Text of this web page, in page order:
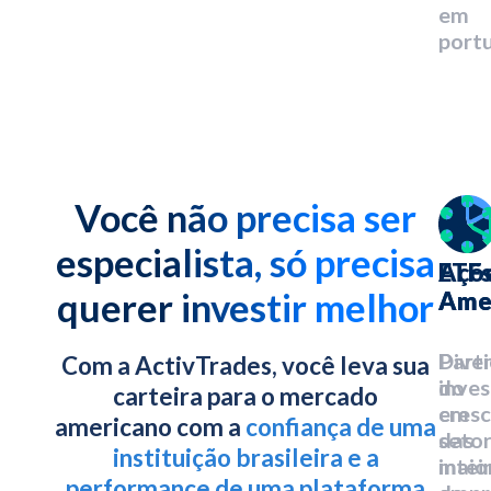
em
Você não precisa ser
especialista, só precisa
querer investir melhor
Com a ActivTrades, você leva sua
carteira para o mercado
americano com a confiança de uma
instituição brasileira e a
do
das
ETFs
em